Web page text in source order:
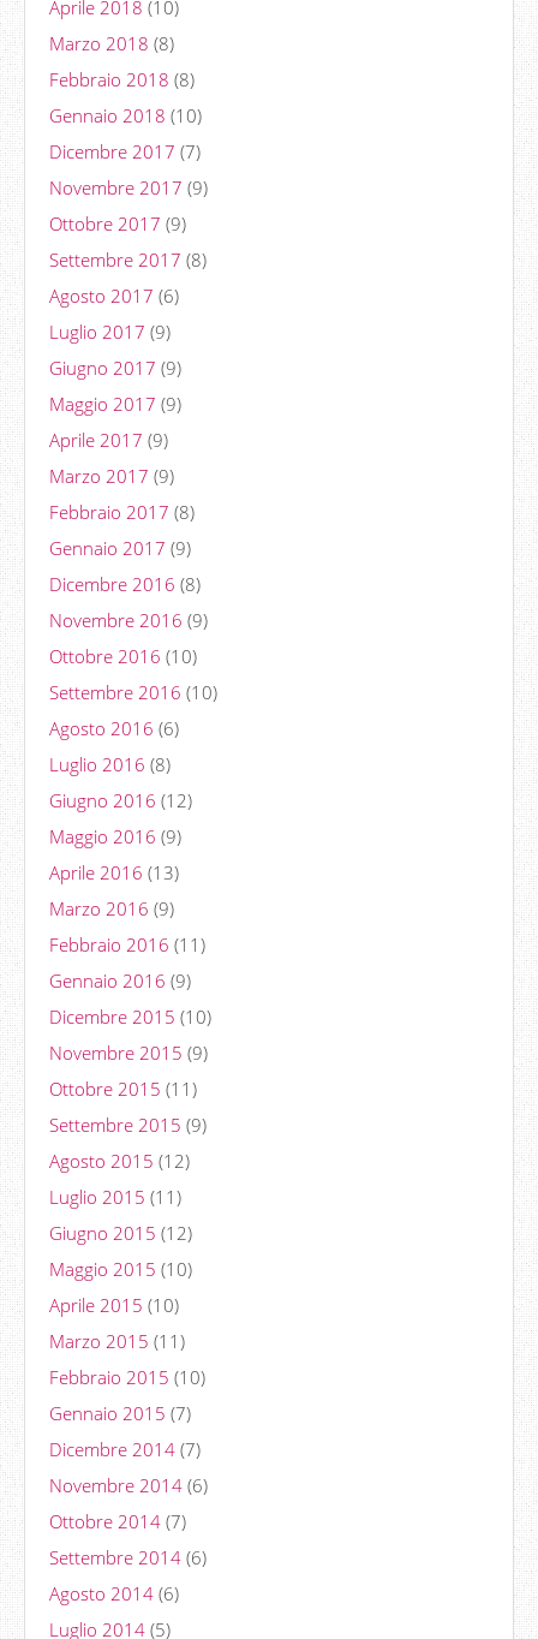
Aprile 2018 (10)
Marzo 2018 (8)
Febbraio 2018 (8)
Gennaio 2018 (10)
Dicembre 2017 (7)
Novembre 2017 (9)
Ottobre 2017 (9)
Settembre 2017 (8)
Agosto 2017 (6)
Luglio 2017 (9)
Giugno 2017 (9)
Maggio 2017 (9)
Aprile 2017 (9)
Marzo 2017 (9)
Febbraio 2017 (8)
Gennaio 2017 (9)
Dicembre 2016 (8)
Novembre 2016 (9)
Ottobre 2016 (10)
Settembre 2016 (10)
Agosto 2016 (6)
Luglio 2016 (8)
Giugno 2016 (12)
Maggio 2016 (9)
Aprile 2016 (13)
Marzo 2016 (9)
Febbraio 2016 (11)
Gennaio 2016 (9)
Dicembre 2015 (10)
Novembre 2015 (9)
Ottobre 2015 (11)
Settembre 2015 (9)
Agosto 2015 (12)
Luglio 2015 (11)
Giugno 2015 (12)
Maggio 2015 (10)
Aprile 2015 (10)
Marzo 2015 (11)
Febbraio 2015 (10)
Gennaio 2015 (7)
Dicembre 2014 (7)
Novembre 2014 (6)
Ottobre 2014 (7)
Settembre 2014 (6)
Agosto 2014 (6)
Luglio 2014 (5)